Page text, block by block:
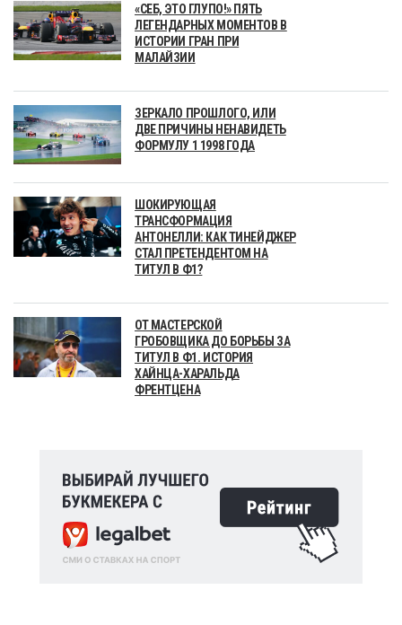
«СЕБ, ЭТО ГЛУПО!» ПЯТЬ
ЛЕГЕНДАРНЫХ МОМЕНТОВ В
ИСТОРИИ ГРАН ПРИ
МАЛАЙЗИИ
ЗЕРКАЛО ПРОШЛОГО, ИЛИ
ДВЕ ПРИЧИНЫ НЕНАВИДЕТЬ
ФОРМУЛУ 1 1998 ГОДА
ШОКИРУЮЩАЯ
ТРАНСФОРМАЦИЯ
АНТОНЕЛЛИ: КАК ТИНЕЙДЖЕР
СТАЛ ПРЕТЕНДЕНТОМ НА
ТИТУЛ В Ф1?
ОТ МАСТЕРСКОЙ
ГРОБОВЩИКА ДО БОРЬБЫ ЗА
ТИТУЛ В Ф1. ИСТОРИЯ
ХАЙНЦА-ХАРАЛЬДА
ФРЕНТЦЕНА